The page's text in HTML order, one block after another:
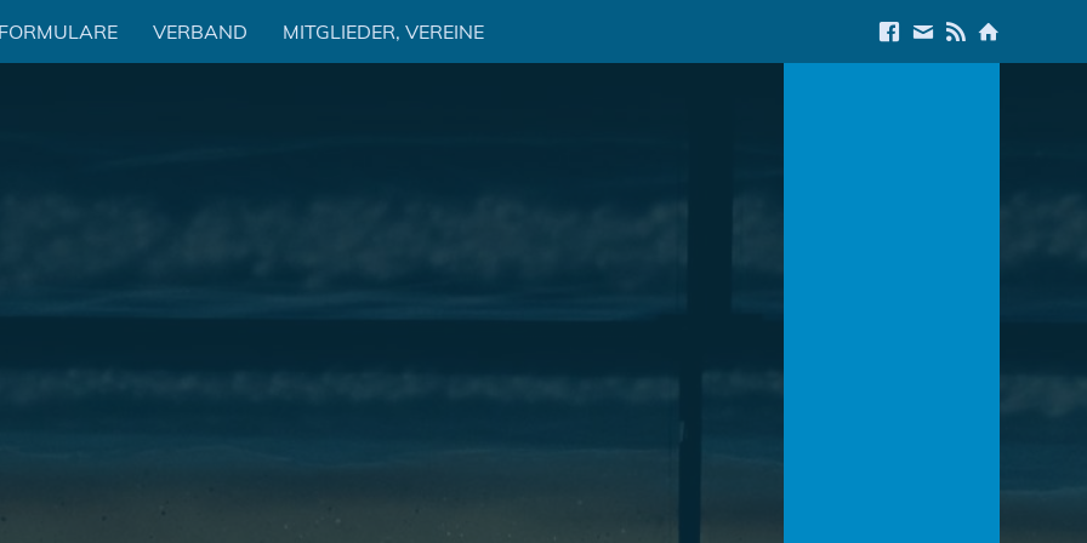
VERBAND MITGLIEDER, VEREINE Link to Facebook
E-Mail us
Link to RSS Feed
Link to